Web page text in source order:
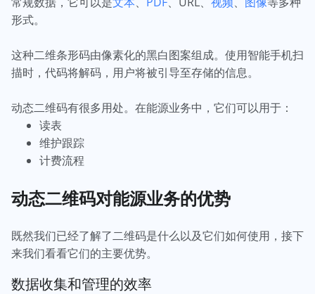
形式。
这种二维条形码由像素化的黑白图案组成。使用智能手机扫
描时，代码将解码，用户将被引导至存储的信息。
动态二维码有很多用处。在能源业务中，它们可以用于：
读表
维护跟踪
计费流程
动态二维码对能源业务的优势
既然我们已经了解了二维码是什么以及它们如何使用，接下
来我们看看它们的主要优势。
数据收集和管理的效率